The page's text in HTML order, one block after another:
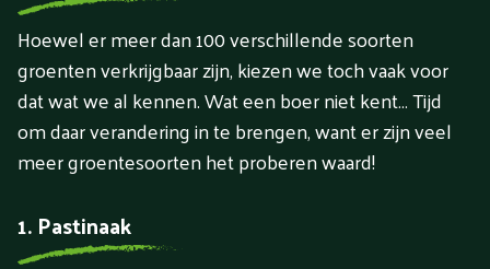
Hoewel er meer dan 100 verschillende soorten
groenten verkrijgbaar zijn, kiezen we toch vaak voor
dat wat we al kennen. Wat een boer niet kent… Tijd
om daar verandering in te brengen, want er zijn veel
meer groentesoorten het proberen waard!
1. Pastinaak